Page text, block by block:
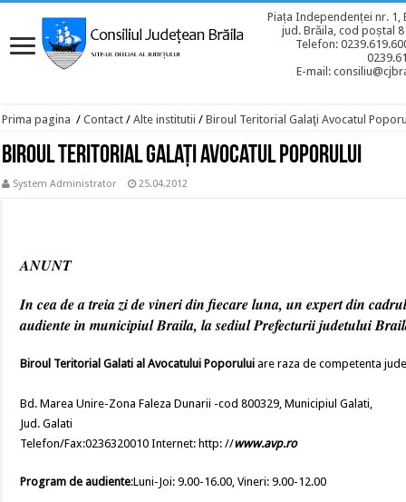
Piața Independenței nr. 1,
jud. Brăila, cod poștal
Telefon:
E-mail:
Prima pagina / Contact / Alte institutii / Biroul Teritorial Galaţi Avocatul
Biroul Teritorial Galaţi Avocatul Poporului
System Administrator 25.04.2012
ANUNT
In cea de a treia zi de vineri din fiecare luna, un expert din
audiente in municipiul Braila, la sediul Prefecturii judetului
Biroul Teritorial Galati al Avocatului Poporului are raza de competenta
Bd. Marea Unire-Zona Faleza Dunarii -cod 800329, Municipiul Galati,
Jud. Galati
Telefon/Fax:0236320010 Internet: http: //www.avp.ro
Program de audiente:Luni-Joi: 9.00-16.00, Vineri: 9.00-12.00